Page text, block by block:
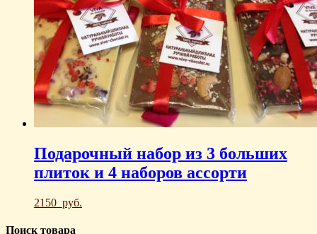
Подарочный набор из 3 больших
плиток и 4 наборов ассорти
2150 руб.
Поиск товара